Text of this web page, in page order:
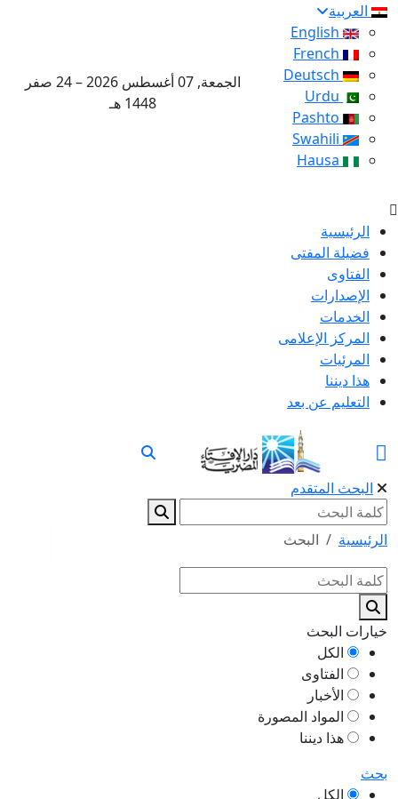
العربية
الجمعة, 07 أغسطس 2026 – 24 صفر
1448 هـ
الرئيسية
فضيلة المفتى
الفتاوى
الإصدارات
الخدمات
المركز الإعلامى
المرئيات
هذا ديننا
التعليم عن بعد
البحث المتقدم
الرئيسية البحث
خيارات البحث
الكل
الفتاوى
الأخبار
المواد المصورة
هذا ديننا
بحث
الكل